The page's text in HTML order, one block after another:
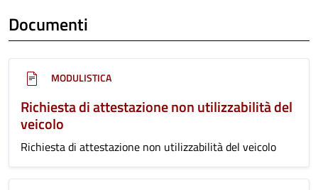
Documenti
MODULISTICA
Richiesta di attestazione non utilizzabilità del
veicolo
Richiesta di attestazione non utilizzabilità del veicolo